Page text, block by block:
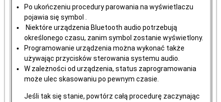
Po ukończeniu procedury parowania na wyświetlaczu
pojawia się symbol .
Niektóre urządzenia Bluetooth audio potrzebują
określonego czasu, zanim symbol zostanie wyświetlony.
Programowanie urządzenia można wykonać także
używając przycisków sterowania systemu audio.
W zależności od urządzenia, status zaprogramowania
może ulec skasowaniu po pewnym czasie.
Jeśli tak się stanie, powtórz całą procedurę zaczynając